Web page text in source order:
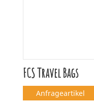
FCS Travel Bags
Anfrageartikel